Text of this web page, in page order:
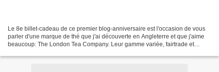
Le 8e billet-cadeau de ce premier blog-anniversaire est l'occasion de vous
parler d'une marque de thé que j'ai découverte en Angleterre et que j'aime
beaucoup: The London Tea Company. Leur gamme variée, fairtrade et